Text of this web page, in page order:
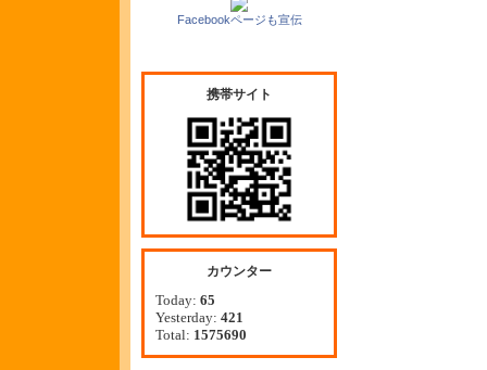
Facebookページも宣伝
携帯サイト
カウンター
Today: 65
Yesterday: 421
Total: 1575690